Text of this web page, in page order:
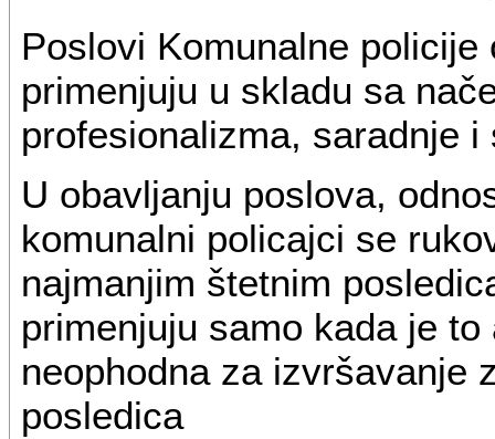
Poslovi Komunalne
primenjuju u skladu sa
profesionalizma, saradnje i
U obavljanju poslova,
komunalni policajci se
najmanjim štetnim
primenjuju samo kada je
neophodna za izvršavanje
posledica